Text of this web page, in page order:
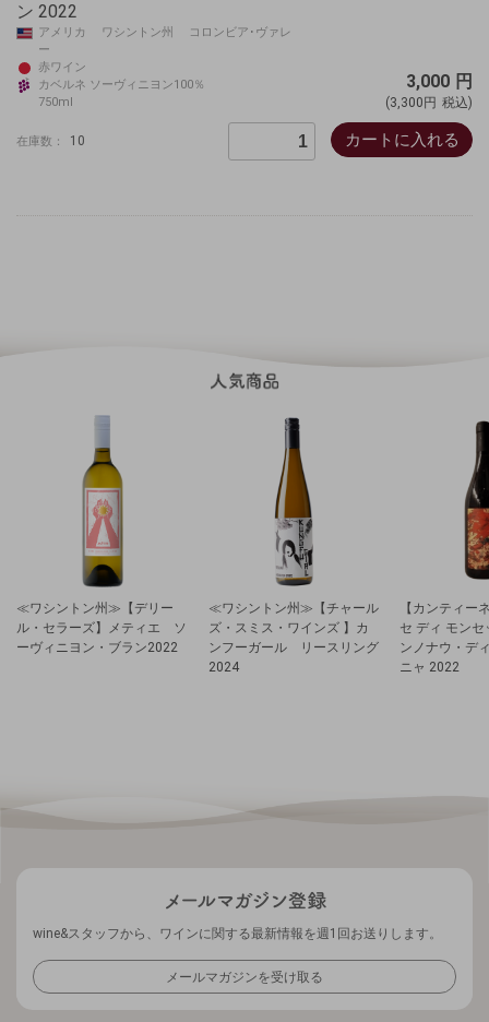
ン 2022
アメリカ ワシントン州 コロンビア･ヴァレ
ー
赤ワイン
カベルネ ソーヴィニヨン100％
750ml
3,000 円
(3,300円 税込)
在庫数： 10 カートに入れる
≪ワシントン州≫【デリー
ル・セラーズ】メティエ ソ
ーヴィニヨン・ブラン2022
≪ワシントン州≫【チャール
ズ・スミス・ワインズ 】カ
ンフーガール リースリング
2024
【カンティー
セ ディ モン
ンノナウ・デ
ニャ 2022
wine&スタッフから、ワインに関する最新情報を週1回お送りします。
メールマガジンを受け取る